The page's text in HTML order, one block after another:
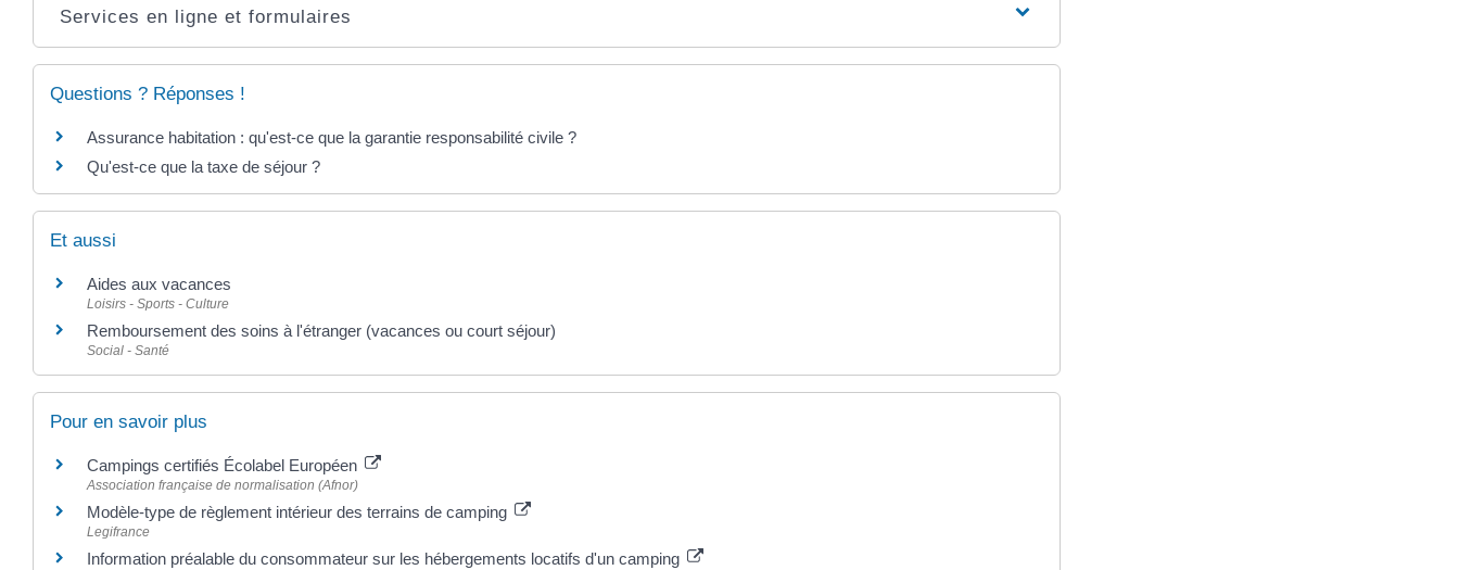
Services en ligne et formulaires
Questions ? Réponses !
Assurance habitation : qu'est-ce que la garantie responsabilité civile ?
Qu'est-ce que la taxe de séjour ?
Et aussi
Aides aux vacances
Loisirs - Sports - Culture
Remboursement des soins à l'étranger (vacances ou court séjour)
Social - Santé
Pour en savoir plus
Campings certifiés Écolabel Européen
Association française de normalisation (Afnor)
Modèle-type de règlement intérieur des terrains de camping
Legifrance
Information préalable du consommateur sur les hébergements locatifs d'un camping